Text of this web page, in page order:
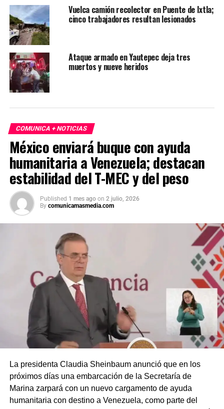
Vuelca camión recolector en Puente de Ixtla;
cinco trabajadores resultan lesionados
Ataque armado en Yautepec deja tres
muertos y nueve heridos
COMUNICA + NOTICIAS
México enviará buque con ayuda
humanitaria a Venezuela; destacan
estabilidad del T-MEC y del peso
Published 1 mes ago on 2 julio, 2026
By comunicamasmedia.com
La presidenta Claudia Sheinbaum anunció que en los
próximos días una embarcación de la Secretaría de
Marina zarpará con un nuevo cargamento de ayuda
humanitaria con destino a Venezuela, como parte del